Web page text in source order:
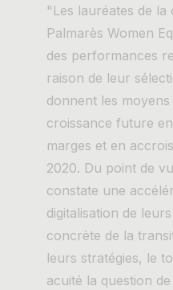
"Les lauréates de la
Palmarès Women
des performances
raison de leur
donnent les
croissance future
marges et en
2020. Du point de
constate une
digitalisation de
concrète de la
leurs stratégies, le
acuité la question